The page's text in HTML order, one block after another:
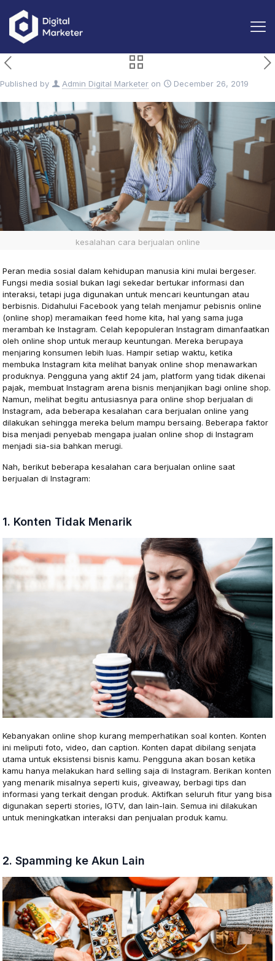
Published by Admin Digital Marketer on December 26, 2019
kesalahan cara berjualan online
Peran media sosial dalam kehidupan manusia kini mulai bergeser.
Fungsi media sosial bukan lagi sekedar bertukar informasi dan
interaksi, tetapi juga digunakan untuk mencari keuntungan atau
berbisnis. Didahului Facebook yang telah menjamur pebisnis online
(online shop) meramaikan feed home kita, hal yang sama juga
merambah ke Instagram. Celah kepopuleran Instagram dimanfaatkan
oleh online shop untuk meraup keuntungan. Mereka berupaya
menjaring konsumen lebih luas. Hampir setiap waktu, ketika
membuka Instagram kita melihat banyak online shop menawarkan
produknya. Pengguna yang aktif 24 jam, platform yang tidak dikenai
pajak, membuat Instagram arena bisnis menjanjikan bagi online shop.
Namun, melihat begitu antusiasnya para online shop berjualan di
Instagram, ada beberapa kesalahan cara berjualan online yang
dilakukan sehingga mereka belum mampu bersaing. Beberapa faktor
bisa menjadi penyebab mengapa jualan online shop di Instagram
menjadi sia-sia bahkan merugi.
Nah, berikut beberapa kesalahan cara berjualan online saat
berjualan di Instagram:
1. Konten Tidak Menarik
Kebanyakan online shop kurang memperhatikan soal konten. Konten
ini meliputi foto, video, dan caption. Konten dapat dibilang senjata
utama untuk eksistensi bisnis kamu. Pengguna akan bosan ketika
kamu hanya melakukan hard selling saja di Instagram. Berikan konten
yang menarik misalnya seperti kuis, giveaway, berbagi tips dan
informasi yang terkait dengan produk. Aktifkan seluruh fitur yang bisa
digunakan seperti stories, IGTV, dan lain-lain. Semua ini dilakukan
untuk meningkatkan interaksi dan penjualan produk kamu.
2. Spamming ke Akun Lain